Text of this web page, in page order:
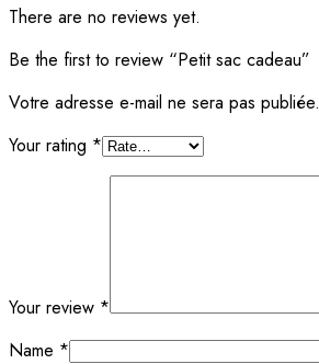
There are no reviews yet.
Be the first to review “Petit sac cadeau”
Votre adresse e-mail ne sera pas publiée.
Your rating *
Your review *
Name *